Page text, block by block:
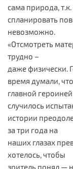
сама природа, т.к.
спланировать
невозможно.
«Отсмотреть
трудно –
даже физически.
время думали, что
главной
случилось
истории
за три года на
наших глазах
хотелось, чтобы
зритель понял —